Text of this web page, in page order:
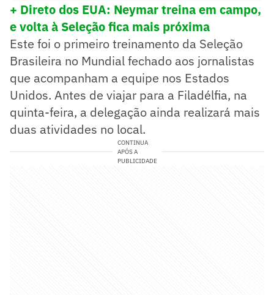
+ Direto dos EUA: Neymar treina em campo,
e volta à Seleção fica mais próxima
Este foi o primeiro treinamento da Seleção
Brasileira no Mundial fechado aos jornalistas
que acompanham a equipe nos Estados
Unidos. Antes de viajar para a Filadélfia, na
quinta-feira, a delegação ainda realizará mais
duas atividades no local.
CONTINUA
APÓS A
PUBLICIDADE